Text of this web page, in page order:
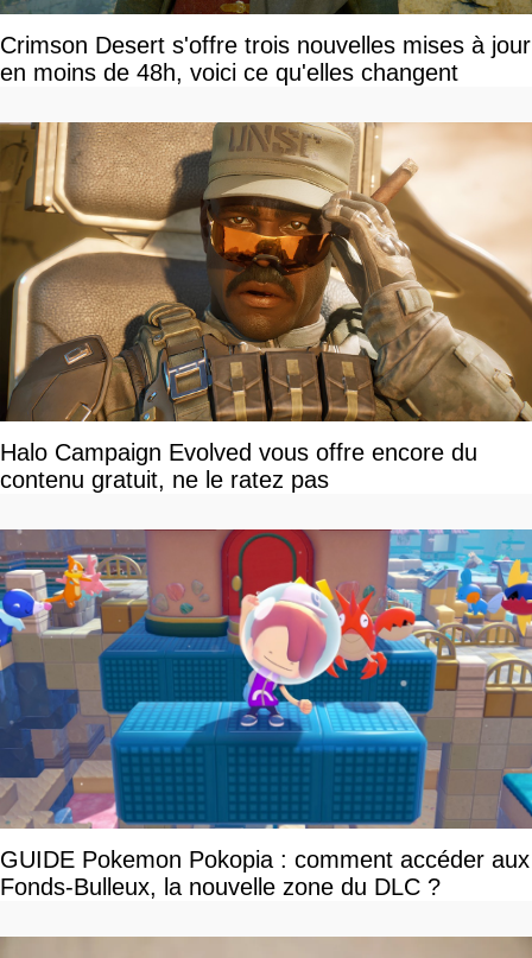
Crimson Desert s'offre trois nouvelles mises à jour
en moins de 48h, voici ce qu'elles changent
Halo Campaign Evolved vous offre encore du
contenu gratuit, ne le ratez pas
GUIDE Pokemon Pokopia : comment accéder aux
Fonds-Bulleux, la nouvelle zone du DLC ?